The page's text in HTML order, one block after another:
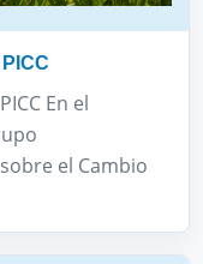
En el
el Cambio